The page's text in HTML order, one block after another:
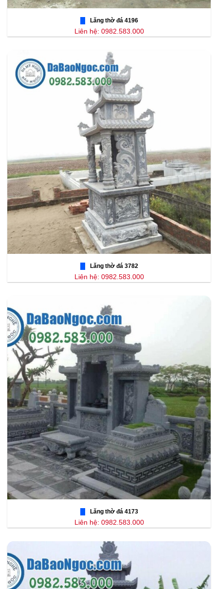
Lăng thờ đá 4196
Liên hệ: 0982.583.000
Lăng thờ đá 3782
Liên hệ: 0982.583.000
Lăng thờ đá 4173
Liên hệ: 0982.583.000